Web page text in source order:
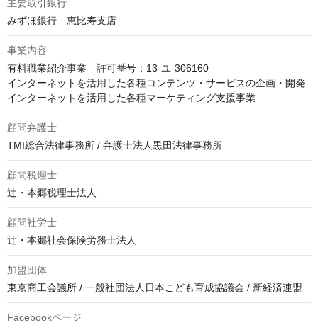
主要取引銀行
みずほ銀行　恵比寿支店
事業内容
有料職業紹介事業　許可番号：13-ユ-306160
インターネットを活用した各種コンテンツ・サービスの企画・開発
インターネットを活用した各種マーケティング支援事業
顧問弁護士
TMI総合法律事務所 / 弁護士法人黒田法律事務所
顧問税理士
辻・本郷税理士法人
顧問社労士
辻・本郷社会保険労務士法人
加盟団体
東京商工会議所 / 一般社団法人日本こども育成協議会 / 新経済連盟
Facebookページ